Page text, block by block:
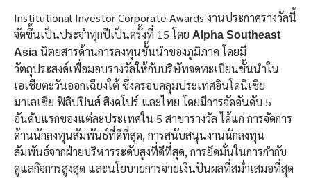
Institutional Investor Corporate Awards งานประกาศรางวัลนี้
จัดขึ้นเป็นประจำทุกปีเป็นครั้งที่ 15 โดย Alpha Southeast
Asia นิตยสารด้านการลงทุนชั้นนำของภูมิภาค โดยมี
วัตถุประสงค์เพื่อมอบรางวัลให้กับบริษัทจดทะเบียนชั้นนำใน
เอเชียตะวันออกเฉียงใต้ ซึ่งครอบคลุมประเทศอินโดนีเซีย
มาเลเซีย ฟิลิปปินส์ สิงคโปร์ และไทย โดยมีการจัดอันดับ 5
อันดับแรกของแต่ละประเทศใน 5 สาขารางวัล ได้แก่ การจัดการ
ด้านนักลงทุนสัมพันธ์ที่ดีที่สุด, การสนับสนุนงานนักลงทุน
สัมพันธ์จากฝ่ายบริหารระดับสูงที่ดีที่สุด, การยึดมั่นในการกำกับ
ดูแลกิจการสูงสุด และนโยบายการจ่ายเงินปันผลที่สม่ำเสมอที่สุด